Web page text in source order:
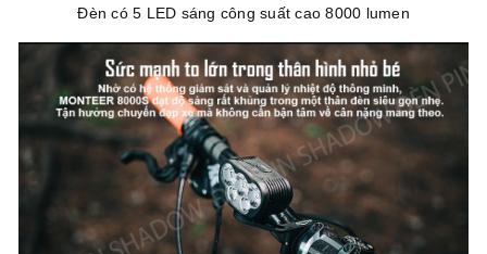
Đèn có 5 LED sáng công suất cao 8000 lumen